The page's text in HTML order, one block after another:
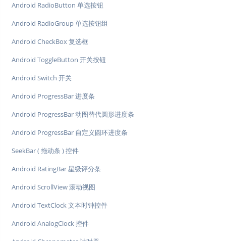
Android RadioButton 单选按钮
Android RadioGroup 单选按钮组
Android CheckBox 复选框
Android ToggleButton 开关按钮
Android Switch 开关
Android ProgressBar 进度条
Android ProgressBar 动图替代圆形进度条
Android ProgressBar 自定义圆环进度条
SeekBar ( 拖动条 ) 控件
Android RatingBar 星级评分条
Android ScrollView 滚动视图
Android TextClock 文本时钟控件
Android AnalogClock 控件